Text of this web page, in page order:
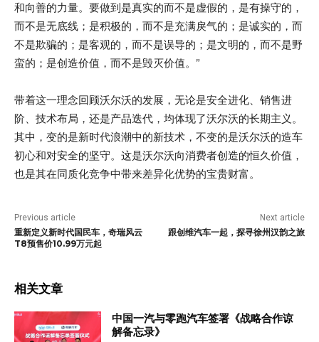
和向善的力量。要做到是真实的而不是虚假的，是有操守的，
而不是无底线；是积极的，而不是充满戾气的；是诚实的，而
不是欺骗的；是客观的，而不是误导的；是文明的，而不是野
蛮的；是创造价值，而不是毁灭价值。”
带着这一理念回顾沃尔沃的发展，无论是安全进化、销售进
阶、技术布局，还是产品迭代，均体现了沃尔沃的长期主义。
其中，变的是新时代浪潮中的新技术，不变的是沃尔沃的造车
初心和对安全的坚守。这是沃尔沃向消费者创造的恒久价值，
也是其在同质化竞争中带来差异化优势的宝贵财富。
Previous article
重新定义新时代国民车，奇瑞风云
T8预售价10.99万元起
Next article
跟创维汽车一起，探寻徐州汉韵之旅
相关文章
中国一汽与零跑汽车签署《战略合作谅
解备忘录》